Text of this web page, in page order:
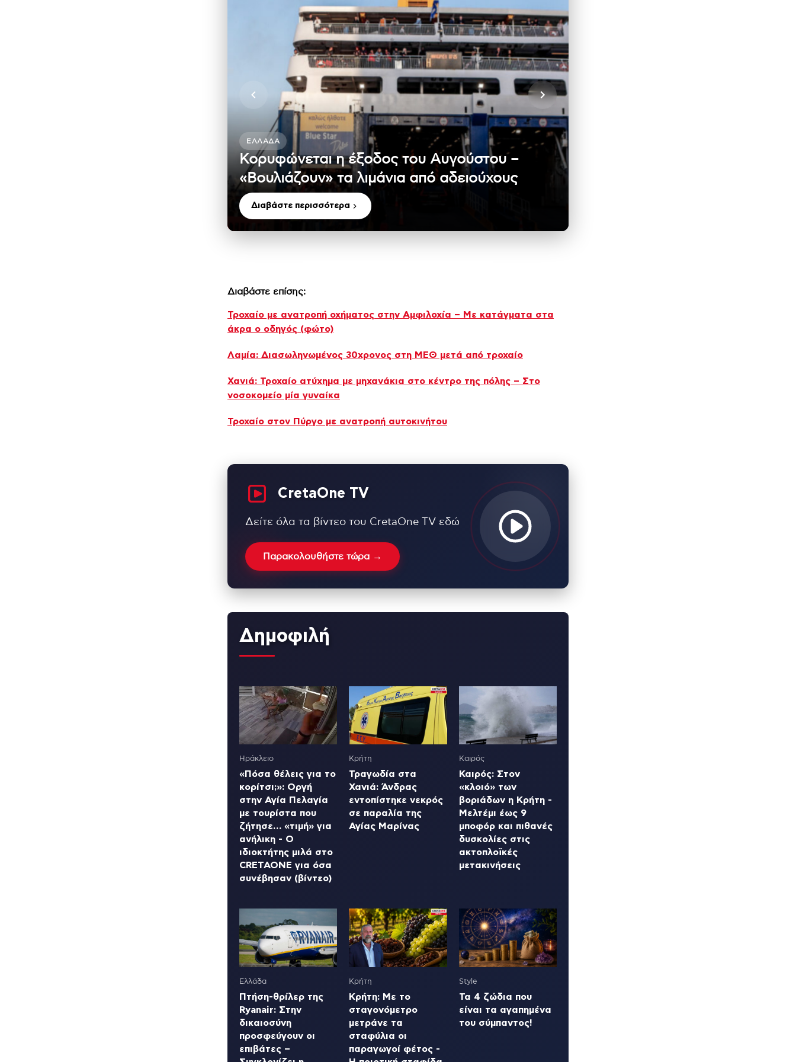
ΕΛΛΆΔΑ
Κορυφώνεται η έξοδος του Αυγούστου –
«Βουλιάζουν» τα λιμάνια από αδειούχους
Διαβάστε περισσότερα
Διαβάστε επίσης:
Τροχαίο με ανατροπή οχήματος στην Αμφιλοχία – Με κατάγματα στα
άκρα ο οδηγός (φώτο)
Λαμία: Διασωληνωμένος 30χρονος στη ΜΕΘ μετά από τροχαίο
Χανιά: Τροχαίο ατύχημα με μηχανάκια στο κέντρο της πόλης – Στο
νοσοκομείο μία γυναίκα
Τροχαίο στον Πύργο με ανατροπή αυτοκινήτου
CretaOne TV
Δείτε όλα τα βίντεο του CretaOne TV εδώ
Παρακολουθήστε τώρα →
Δημοφιλή
Ηράκλειο
«Πόσα θέλεις για το
κορίτσι;»: Οργή
στην Αγία Πελαγία
με τουρίστα που
ζήτησε… «τιμή» για
ανήλικη - Ο
ιδιοκτήτης μιλά στο
CRETAONE για όσα
συνέβησαν (βίντεο)
Κρήτη
Τραγωδία στα
Χανιά: Άνδρας
εντοπίστηκε νεκρός
σε παραλία της
Αγίας Μαρίνας
Καιρός
Καιρός: Στον
«κλοιό» των
βοριάδων η Κρήτη -
Μελτέμι έως 9
μποφόρ και πιθανές
δυσκολίες στις
ακτοπλοϊκές
μετακινήσεις
Ελλάδα
Πτήση-θρίλερ της
Ryanair: Στην
δικαιοσύνη
προσφεύγουν οι
επιβάτες –
Κρήτη
Κρήτη: Με το
σταγονόμετρο
μετράνε τα
σταφύλια οι
παραγωγοί φέτος -
Style
Τα 4 ζώδια που
είναι τα αγαπημένα
του σύμπαντος!